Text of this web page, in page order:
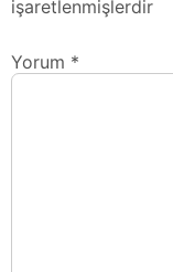
işaretlenmişlerdir
Yorum *